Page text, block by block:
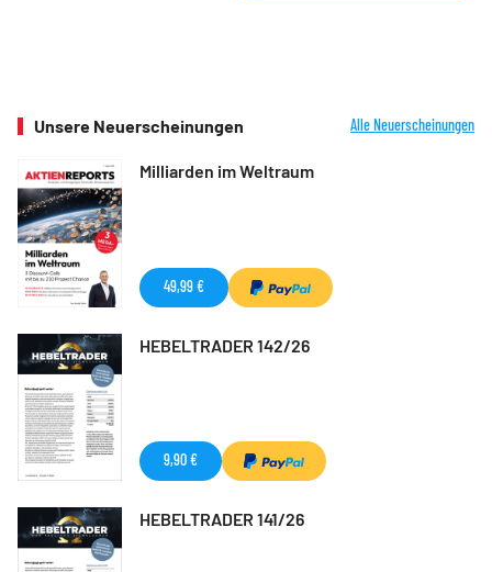
Unsere Neuerscheinungen Alle Neuerscheinungen
Milliarden im Weltraum
49,99 €
HEBELTRADER 142/26
9,90 €
HEBELTRADER 141/26